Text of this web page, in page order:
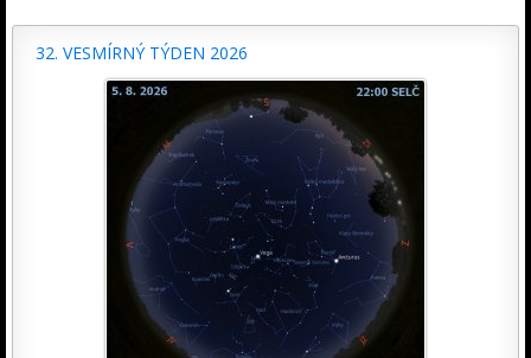
32. VESMÍRNÝ TÝDEN 2026